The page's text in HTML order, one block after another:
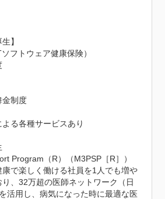
】
フトウェア健康保険）
金制度
よる各種サービスあり
Program（R）（M3PSP［R］）
で楽しく働ける社員を1人でも増や
り、32万超の医師ネットワーク（日
活用し、病気になった時に最適な医